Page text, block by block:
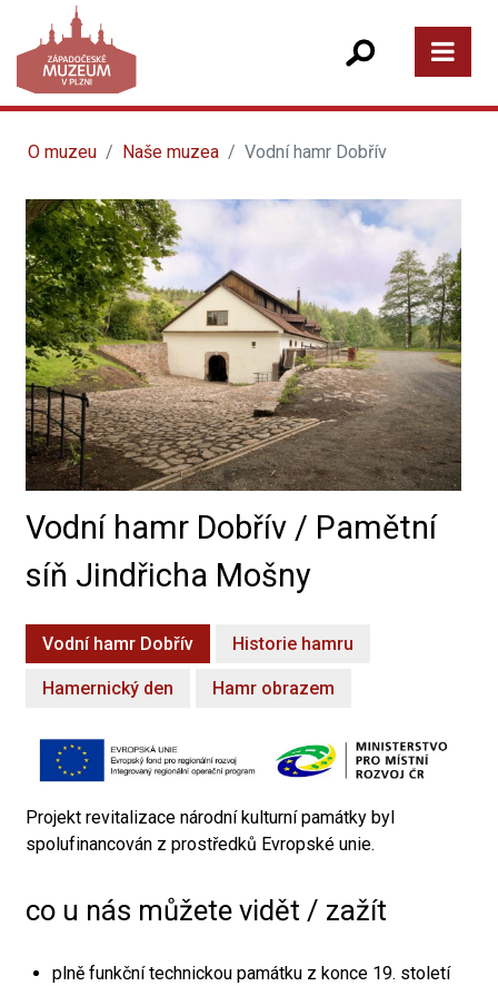
O muzeu Naše muzea Vodní hamr Dobřív
Vodní hamr Dobřív / Pamětní
síň Jindřicha Mošny
Vodní hamr Dobřív Historie hamru
Hamernický den Hamr obrazem
Projekt revitalizace národní kulturní památky byl
spolufinancován z prostředků Evropské unie.
co u nás můžete vidět / zažít
plně funkční technickou památku z konce 19. století